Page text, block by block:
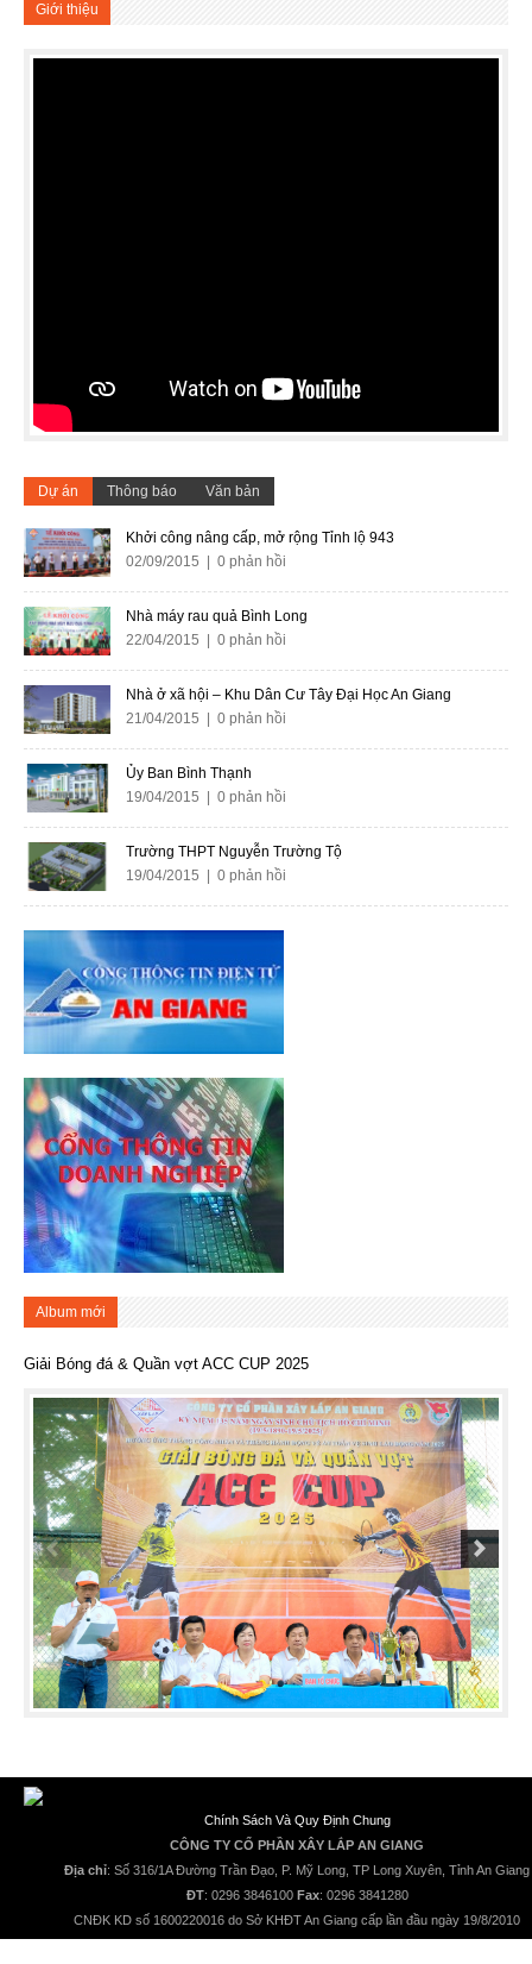
Giới thiệu
Dự án Thông báo Văn bản
Khởi công nâng cấp, mở rộng Tỉnh lộ 943
02/09/2015 | 0 phản hồi
Nhà máy rau quả Bình Long
22/04/2015 | 0 phản hồi
Nhà ở xã hội – Khu Dân Cư Tây Đại Học An Giang
21/04/2015 | 0 phản hồi
Ủy Ban Bình Thạnh
19/04/2015 | 0 phản hồi
Trường THPT Nguyễn Trường Tộ
19/04/2015 | 0 phản hồi
Album mới
Giải Bóng đá & Quần vợt ACC CUP 2025
Chính Sách Và Quy Định Chung
CÔNG TY CỔ PHẦN XÂY LẮP AN GIANG
Địa chỉ: Số 316/1A Đường Trần Đạo, P. Mỹ Long, TP Long Xuyên, Tỉnh An Giang
ĐT: 0296 3846100 Fax: 0296 3841280
CNĐK KD số 1600220016 do Sở KHĐT An Giang cấp lần đầu ngày 19/8/2010